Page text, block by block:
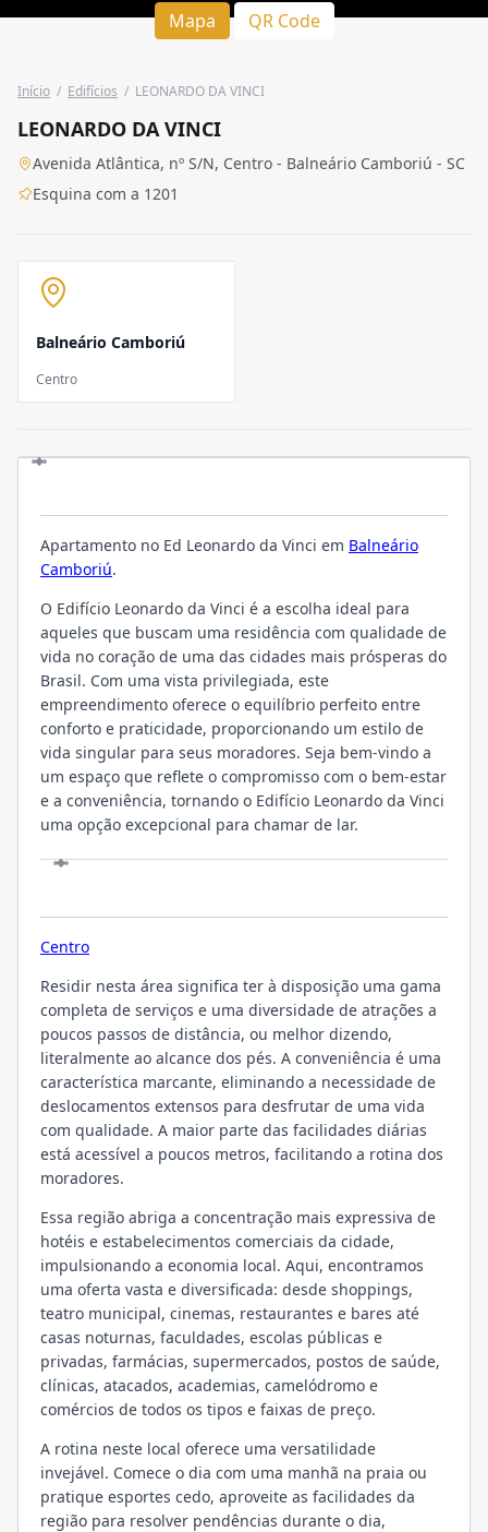
Mapa QR Code
Início / Edifícios / LEONARDO DA VINCI
LEONARDO DA VINCI
Avenida Atlântica, nº S/N, Centro - Balneário Camboriú - SC
Esquina com a 1201
Balneário Camboriú
Centro
Apartamento no Ed Leonardo da Vinci em Balneário
Camboriú.
O Edifício Leonardo da Vinci é a escolha ideal para
aqueles que buscam uma residência com qualidade de
vida no coração de uma das cidades mais prósperas do
Brasil. Com uma vista privilegiada, este
empreendimento oferece o equilíbrio perfeito entre
conforto e praticidade, proporcionando um estilo de
vida singular para seus moradores. Seja bem-vindo a
um espaço que reflete o compromisso com o bem-estar
e a conveniência, tornando o Edifício Leonardo da Vinci
uma opção excepcional para chamar de lar.
Centro
Residir nesta área significa ter à disposição uma gama
completa de serviços e uma diversidade de atrações a
poucos passos de distância, ou melhor dizendo,
literalmente ao alcance dos pés. A conveniência é uma
característica marcante, eliminando a necessidade de
deslocamentos extensos para desfrutar de uma vida
com qualidade. A maior parte das facilidades diárias
está acessível a poucos metros, facilitando a rotina dos
moradores.
Essa região abriga a concentração mais expressiva de
hotéis e estabelecimentos comerciais da cidade,
impulsionando a economia local. Aqui, encontramos
uma oferta vasta e diversificada: desde shoppings,
teatro municipal, cinemas, restaurantes e bares até
casas noturnas, faculdades, escolas públicas e
privadas, farmácias, supermercados, postos de saúde,
clínicas, atacados, academias, camelódromo e
comércios de todos os tipos e faixas de preço.
A rotina neste local oferece uma versatilidade
invejável. Comece o dia com uma manhã na praia ou
pratique esportes cedo, aproveite as facilidades da
região para resolver pendências durante o dia,